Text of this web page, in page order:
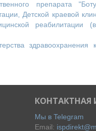
препарата
Детской краевой
реабилитации
Мы в Telegram
Email: